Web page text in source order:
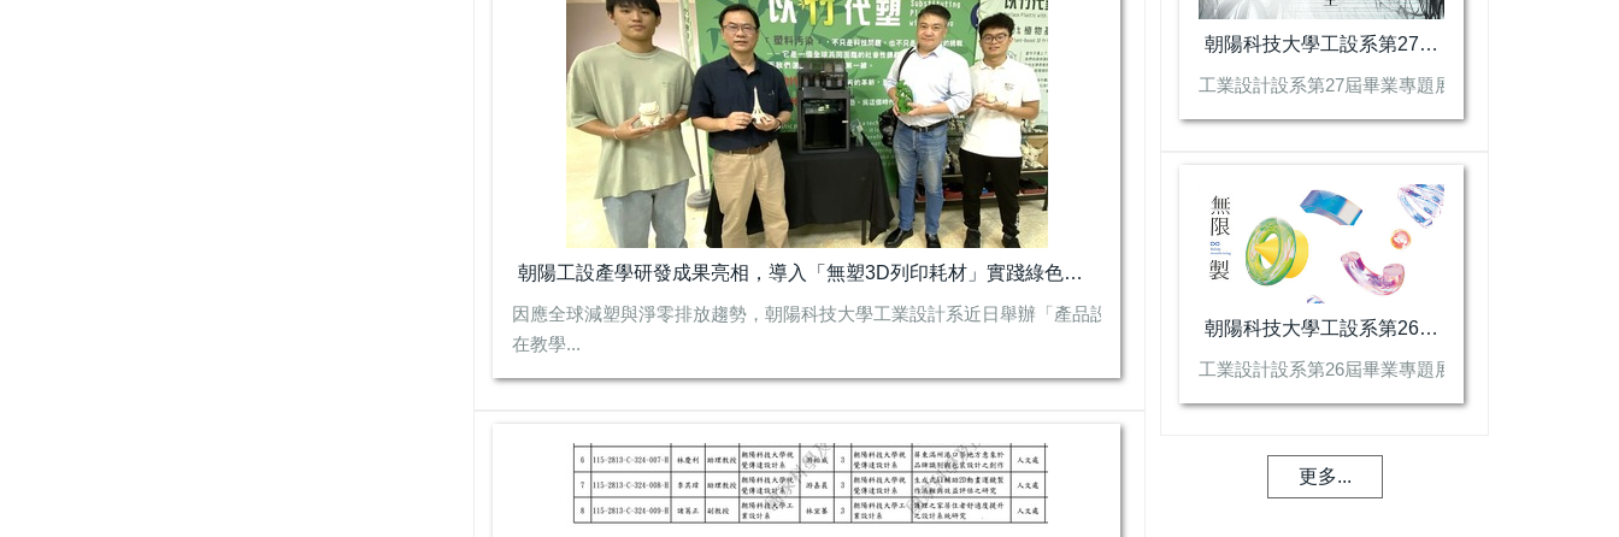
朝陽工設產學研發成果亮相，導入「無塑3D列印耗材」實踐綠色設計
因應全球減塑與淨零排放趨勢，朝陽科技大學工業設計系近日舉辦「產品設計期末設計展」暨「立昇量子纖維公司產學合作成果展」，
在教學...
朝陽科技大學工設系第27屆畢業專題展_主題:與此同時繁簡共生
工業設計設系第27屆畢業專題展_主題:與此同時繁簡
朝陽科技大學工設系第26屆畢業專題展_主題:無限製
工業設計設系第26屆畢業專題展_主題:主題:無限製
更多...